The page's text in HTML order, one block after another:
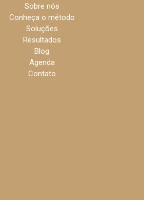
Sobre nós
Conheça o método
Soluções
Resultados
Blog
Agenda
Contato